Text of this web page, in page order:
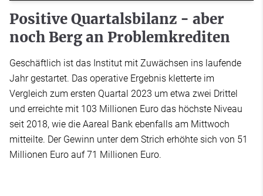
Positive Quartalsbilanz - aber
noch Berg an Problemkrediten
Geschäftlich ist das Institut mit Zuwächsen ins laufende
Jahr gestartet. Das operative Ergebnis kletterte im
Vergleich zum ersten Quartal 2023 um etwa zwei Drittel
und erreichte mit 103 Millionen Euro das höchste Niveau
seit 2018, wie die Aareal Bank ebenfalls am Mittwoch
mitteilte. Der Gewinn unter dem Strich erhöhte sich von 51
Millionen Euro auf 71 Millionen Euro.